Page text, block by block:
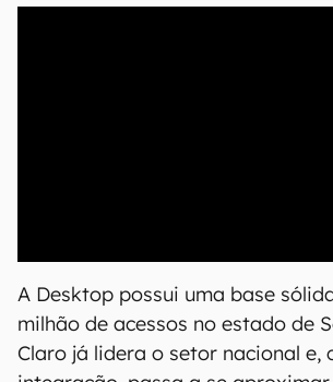
A Desktop possui uma base
milhão de acessos no estado de
Claro já lidera o setor nacional e,